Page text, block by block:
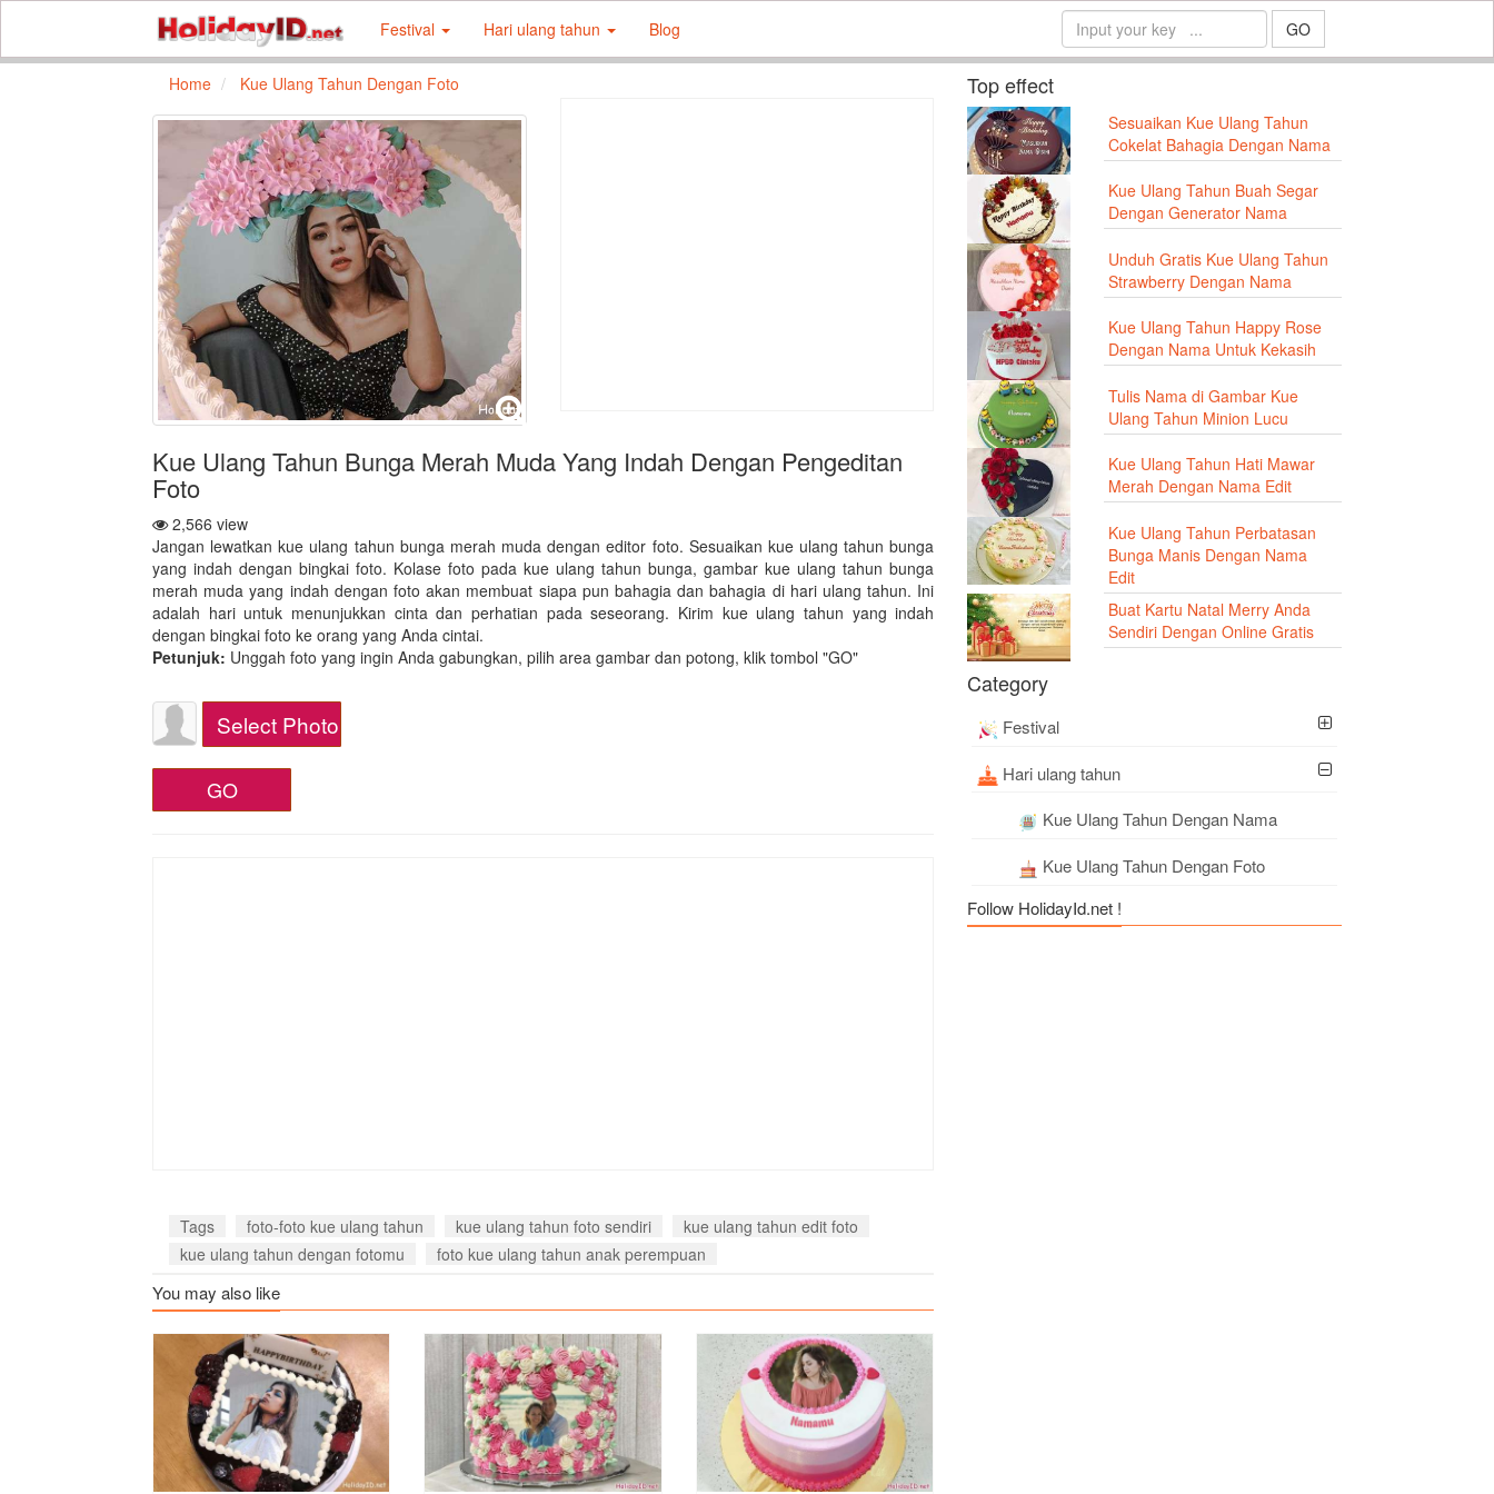
Festival Hari ulang tahun Blog GO
Home Kue Ulang Tahun Dengan Foto
Kue Ulang Tahun Bunga Merah Muda Yang Indah Dengan Pengeditan
Foto
2,566 view
Jangan lewatkan kue ulang tahun bunga merah muda dengan editor foto. Sesuaikan kue ulang tahun bunga
yang indah dengan bingkai foto. Kolase foto pada kue ulang tahun bunga, gambar kue ulang tahun bunga
merah muda yang indah dengan foto akan membuat siapa pun bahagia dan bahagia di hari ulang tahun. Ini
adalah hari untuk menunjukkan cinta dan perhatian pada seseorang. Kirim kue ulang tahun yang indah
dengan bingkai foto ke orang yang Anda cintai.
Petunjuk: Unggah foto yang ingin Anda gabungkan, pilih area gambar dan potong, klik tombol "GO"
Select Photo
Tags foto-foto kue ulang tahun kue ulang tahun foto sendiri
kue ulang tahun edit foto
kue ulang tahun dengan fotomu
foto kue ulang tahun anak perempuan
You may also like
Top effect
Sesuaikan Kue Ulang Tahun
Cokelat Bahagia Dengan Nama
Kue Ulang Tahun Buah Segar
Dengan Generator Nama
Unduh Gratis Kue Ulang Tahun
Strawberry Dengan Nama
Kue Ulang Tahun Happy Rose
Dengan Nama Untuk Kekasih
Tulis Nama di Gambar Kue
Ulang Tahun Minion Lucu
Kue Ulang Tahun Hati Mawar
Merah Dengan Nama Edit
Kue Ulang Tahun Perbatasan
Bunga Manis Dengan Nama
Edit
Buat Kartu Natal Merry Anda
Sendiri Dengan Online Gratis
Category
Festival
Hari ulang tahun
Kue Ulang Tahun Dengan Nama
Kue Ulang Tahun Dengan Foto
Follow HolidayId.net !